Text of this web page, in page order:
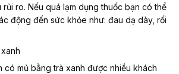
rủi ro. Nếu quá lạm dụng thuốc bạn có thể
động đến sức khỏe như: đau dạ dày, rối
có mủ bằng trà xanh được nhiều khách